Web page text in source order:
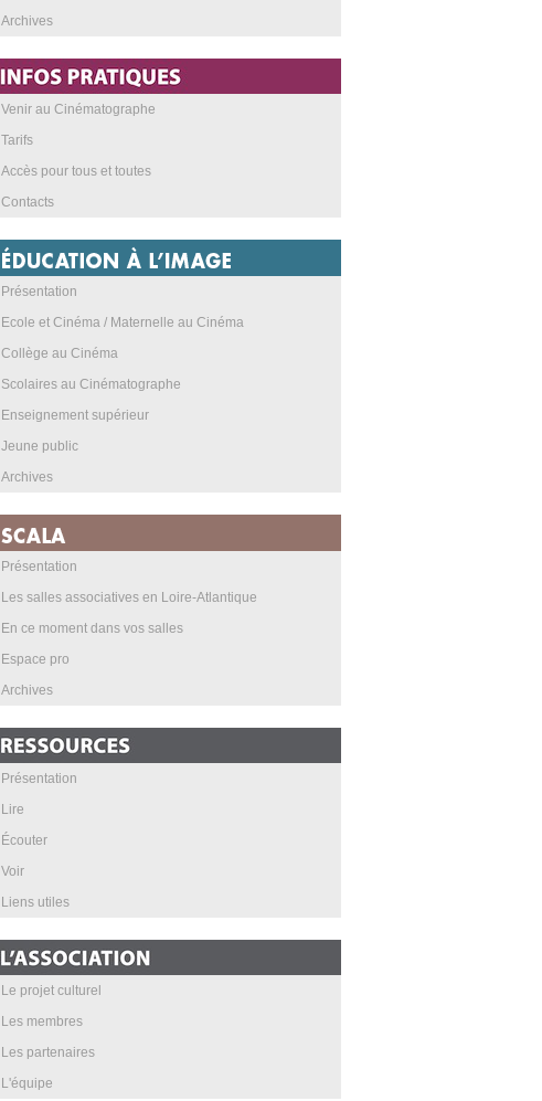
Archives
Venir au Cinématographe
Tarifs
Accès pour tous et toutes
Contacts
Présentation
Ecole et Cinéma / Maternelle au Cinéma
Collège au Cinéma
Scolaires au Cinématographe
Enseignement supérieur
Jeune public
Archives
Présentation
Les salles associatives en Loire-Atlantique
En ce moment dans vos salles
Espace pro
Archives
Présentation
Lire
Écouter
Voir
Liens utiles
Le projet culturel
Les membres
Les partenaires
L'équipe